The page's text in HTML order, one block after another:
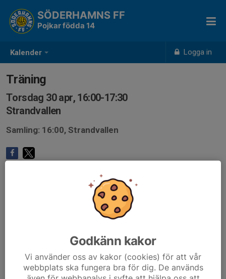
Kalender Logga in
SÖDERHAMNS FF
Pojkar födda 14
Träning
Torsdag 30 apr, 16:00-17:30
Strandvallen
Samling: 16:00, Strandvallen
Godkänn kakor
Vi använder oss av kakor (cookies) för att vår
webbplats ska fungera bra för dig. De används